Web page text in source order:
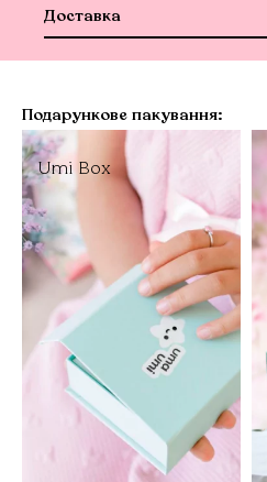
Доставка
Подарункове пакування:
Umi Box